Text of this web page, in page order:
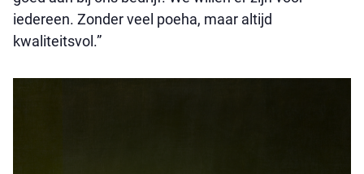
iedereen. Zonder veel poeha, maar altijd
kwaliteitsvol.”